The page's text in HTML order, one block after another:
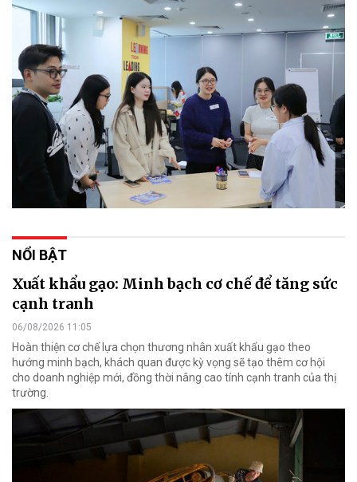
NỔI BẬT
Xuất khẩu gạo: Minh bạch cơ chế để tăng sức
cạnh tranh
06/08/2026 11:05
Hoàn thiện cơ chế lựa chọn thương nhân xuất khẩu gạo theo
hướng minh bạch, khách quan được kỳ vọng sẽ tạo thêm cơ hội
cho doanh nghiệp mới, đồng thời nâng cao tính cạnh tranh của thị
trường.